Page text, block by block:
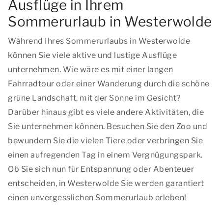
Ausflüge in Ihrem
Sommerurlaub in Westerwolde
Während Ihres Sommerurlaubs in Westerwolde
können Sie viele aktive und lustige Ausflüge
unternehmen. Wie wäre es mit einer langen
Fahrradtour oder einer Wanderung durch die schöne
grüne Landschaft, mit der Sonne im Gesicht?
Darüber hinaus gibt es viele andere Aktivitäten, die
Sie unternehmen können. Besuchen Sie den Zoo und
bewundern Sie die vielen Tiere oder verbringen Sie
einen aufregenden Tag in einem Vergnügungspark.
Ob Sie sich nun für Entspannung oder Abenteuer
entscheiden, in Westerwolde Sie werden garantiert
einen unvergesslichen Sommerurlaub erleben!